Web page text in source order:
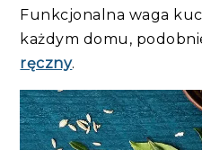
Funkcjonalna waga
każdym domu,
ręczny.